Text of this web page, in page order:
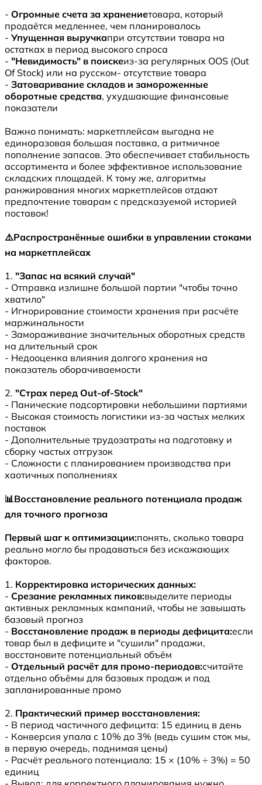
- Огромные счета за хранениетовара, который
продаётся медленнее, чем планировалось
- Упущенная выручкапри отсутствии товара на
остатках в период высокого спроса
- "Невидимость" в поискеиз-за регулярных OOS (Out
Of Stock) или на русском- отсутствие товара
- Затоваривание складов и замороженные
оборотные средства, ухудшающие финансовые
показатели
Важно понимать: маркетплейсам выгодна не
единоразовая большая поставка, а ритмичное
пополнение запасов. Это обеспечивает стабильность
ассортимента и более эффективное использование
складских площадей. К тому же, алгоритмы
ранжирования многих маркетплейсов отдают
предпочтение товарам с предсказуемой историей
поставок!
⚠️Распространённые ошибки в управлении стоками
на маркетплейсах
1. "Запас на всякий случай"
- Отправка излишне большой партии "чтобы точно
хватило"
- Игнорирование стоимости хранения при расчёте
маржинальности
- Замораживание значительных оборотных средств
на длительный срок
- Недооценка влияния долгого хранения на
показатель оборачиваемости
2. "Страх перед Out-of-Stock"
- Панические подсортировки небольшими партиями
- Высокая стоимость логистики из-за частых мелких
поставок
- Дополнительные трудозатраты на подготовку и
сборку частых отгрузок
- Сложности с планированием производства при
хаотичных пополнениях
📊Восстановление реального потенциала продаж
для точного прогноза
Первый шаг к оптимизации:понять, сколько товара
реально могло бы продаваться без искажающих
факторов.
1. Корректировка исторических данных:
- Срезание рекламных пиков:выделите периоды
активных рекламных кампаний, чтобы не завышать
базовый прогноз
- Восстановление продаж в периоды дефицита:если
товар был в дефиците и "сушили" продажи,
восстановите потенциальный объём
- Отдельный расчёт для промо-периодов:считайте
отдельно объёмы для базовых продаж и под
запланированные промо
2. Практический пример восстановления:
- В период частичного дефицита: 15 единиц в день
- Конверсия упала с 10% до 3% (ведь сушим сток мы,
в первую очередь, поднимая цены)
- Расчёт реального потенциала: 15 × (10% ÷ 3%) = 50
единиц